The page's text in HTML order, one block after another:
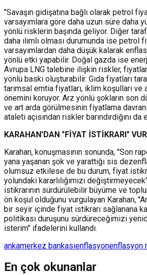
"Savaşın gidişatına bağlı olarak petrol
varsayımlara göre daha uzun süre daha
yönlü risklerin başında geliyor. Diğer
daha ılımlı olması durumunda ise petrol
varsayımlardan daha düşük kalarak
yönlü etki yapabilir. Doğal gazda ise
Avrupa LNG talebine ilişkin riskler,
yönlü baskı oluşturabilir. Gıda fiyatları
tarımsal emtia fiyatları, iklim koşulları
önemini koruyor. Arz yönlü şokların son
ve art arda görülmesinin fiyatlama
ataleti açısından riskler barındırdığını
KARAHAN'DAN "FİYAT İSTİKRARI"
Karahan, konuşmasının sonunda, "Son
yana yaşanan şok ve yarattığı sis
olumsuz etkilese de bu durum, fiyat
yolundaki kararlılığımızı
istikrarının sürdürülebilir büyüme ve
ön koşul olduğunu vurgulayan Karahan,
bir seyir içinde fiyat istikrarı sağlanana
politikası duruşunu sürdüreceğimizi
isterim" ifadelerini kullandı.
ankamerkez bankasıenflasyonenflasyon
En çok okunanlar